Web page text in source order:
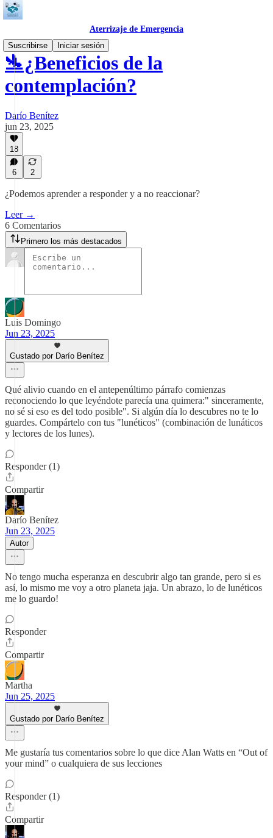
Aterrizaje de Emergencia
Suscribirse
Iniciar sesión
🛬¿Beneficios de la
contemplación?
Darío Benítez
jun 23, 2025
18
6 2
¿Podemos aprender a responder y a no reaccionar?
Leer →
6 Comentarios
Primero los más destacados
Luis Domingo
Jun 23, 2025
Gustado por Darío Benítez
Qué alivio cuando en el antepenúltimo párrafo comienzas
reconociendo lo que leyéndote parecía una quimera:" sinceramente,
no sé si eso es del todo posible". Si algún día lo descubres no te lo
guardes. Compártelo con tus "lunéticos" (combinación de lunáticos
y lectores de los lunes).
Responder (1)
Compartir
Darío Benítez
Jun 23, 2025
Autor
No tengo mucha esperanza en descubrir algo tan grande, pero si es
así, lo mismo me voy a otro planeta jaja. Un abrazo, lo de lunéticos
me lo guardo!
Responder
Compartir
Martha
Jun 25, 2025
Gustado por Darío Benítez
Me gustaría tus comentarios sobre lo que dice Alan Watts en “Out of
your mind” o cualquiera de sus lecciones
Responder (1)
Compartir